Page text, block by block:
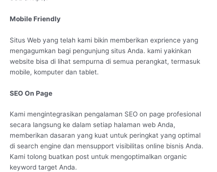
Mobile Friendly
Situs Web yang telah kami bikin memberikan exprience yang
mengagumkan bagi pengunjung situs Anda. kami yakinkan
website bisa di lihat sempurna di semua perangkat, termasuk
mobile, komputer dan tablet.
SEO On Page
Kami mengintegrasikan pengalaman SEO on page profesional
secara langsung ke dalam setiap halaman web Anda,
memberikan dasaran yang kuat untuk peringkat yang optimal
di search engine dan mensupport visibilitas online bisnis Anda.
Kami tolong buatkan post untuk mengoptimalkan organic
keyword target Anda.